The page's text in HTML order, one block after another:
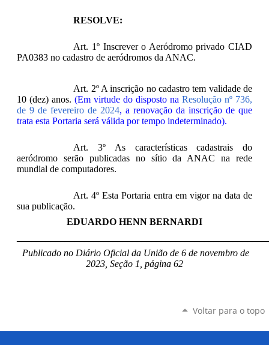
RESOLVE:
Art. 1º Inscrever o Aeródromo privado CIAD
PA0383 no cadastro de aeródromos da ANAC.
Art. 2º A inscrição no cadastro tem validade de
10 (dez) anos. (Em virtude do disposto na Resolução nº 736,
de 9 de fevereiro de 2024, a renovação da inscrição de que
trata esta Portaria será válida por tempo indeterminado).
Art. 3º As características cadastrais do
aeródromo serão publicadas no sítio da ANAC na rede
mundial de computadores.
Art. 4º Esta Portaria entra em vigor na data de
sua publicação.
EDUARDO HENN BERNARDI
Publicado no Diário Oficial da União de 6 de novembro de
2023, Seção 1, página 62
Voltar para o topo